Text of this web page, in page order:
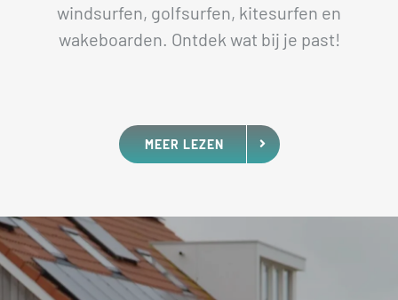
windsurfen, golfsurfen, kitesurfen en
wakeboarden. Ontdek wat bij je past!
MEER LEZEN